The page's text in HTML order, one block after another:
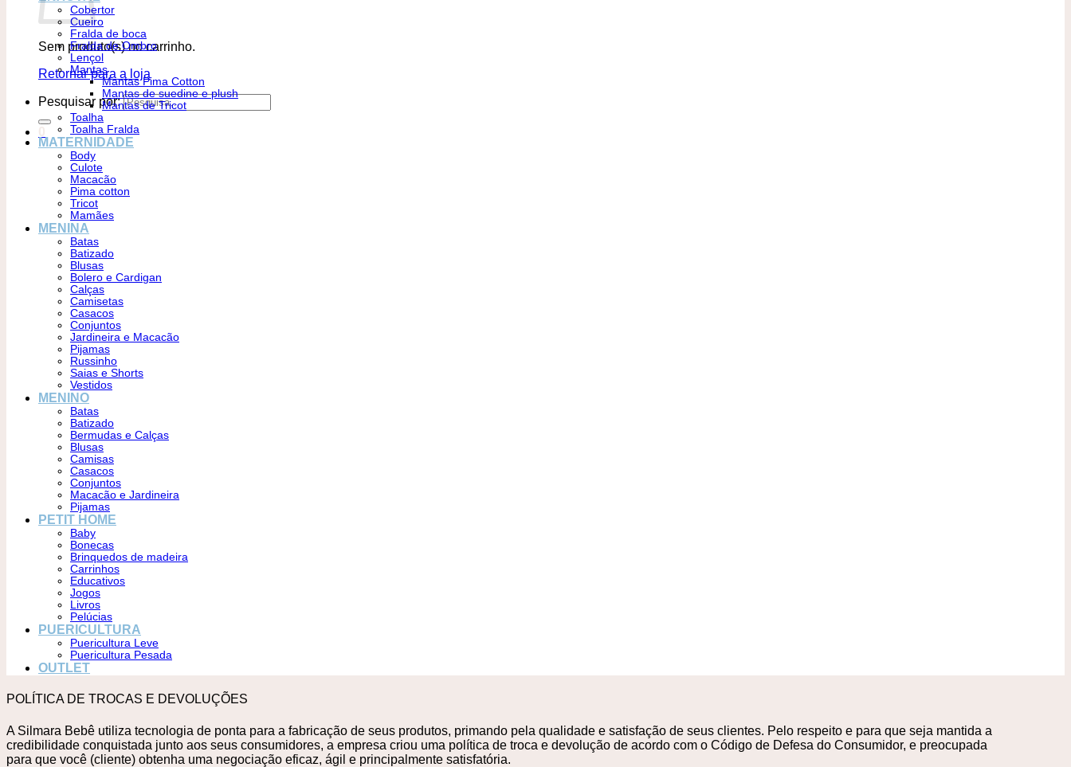
Sem produto(s) no carrinho.
Retornar para a loja
Pesquisar por:
Cobertor
Cueiro
Fralda de boca
Fralda de Ombro
Lençol
Mantas
Mantas Pima Cotton
Mantas de suedine e plush
Mantas de Tricot
Toalha
Toalha Fralda
MATERNIDADE
Body
Culote
Macacão
Pima cotton
Tricot
Mamães
MENINA
Batas
Batizado
Blusas
Bolero e Cardigan
Calças
Camisetas
Casacos
Conjuntos
Jardineira e Macacão
Pijamas
Russinho
Saias e Shorts
Vestidos
MENINO
Batas
Batizado
Bermudas e Calças
Blusas
Camisas
Casacos
Conjuntos
Macacão e Jardineira
Pijamas
PETIT HOME
Baby
Bonecas
Brinquedos de madeira
Carrinhos
Educativos
Jogos
Livros
Pelúcias
PUERICULTURA
Puericultura Leve
Puericultura Pesada
OUTLET
POLÍTICA DE TROCAS E DEVOLUÇÕES
A Silmara Bebê utiliza tecnologia de ponta para a fabricação de seus produtos, primando pela qualidade e satisfação de seus clientes. Pelo respeito e para que seja mantida a
credibilidade conquistada junto aos seus consumidores, a empresa criou uma política de troca e devolução de acordo com o Código de Defesa do Consumidor, e preocupada
para que você (cliente) obtenha uma negociação eficaz, ágil e principalmente satisfatória.